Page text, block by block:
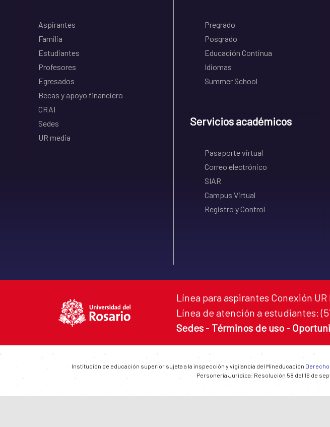
Aspirantes
Familia
Estudiantes
Profesores
Egresados
Becas y apoyo financiero
CRAI
Sedes
UR media
Pregrado
Posgrado
Educación Continua
Idiomas
Summer School
Servicios académicos
Pasaporte virtual
Correo electrónico
SIAR
Campus Virtual
Registro y Control
Línea para aspirantes Conexión UR
Línea de atención a estudiantes:
Sedes - Términos de uso -
Institución de educación superior sujeta a la inspección y vigilancia del Mineducación
Personería Jurídica: Resolución 58 del 16 de